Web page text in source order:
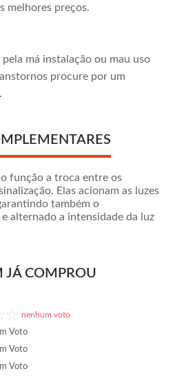
melhores preços.
má instalação ou mau uso
procure por um
função a troca entre os
Elas acionam as luzes
também o
alternado a intensidade da luz
JÁ COMPROU
nenhum voto
Voto
Voto
Voto